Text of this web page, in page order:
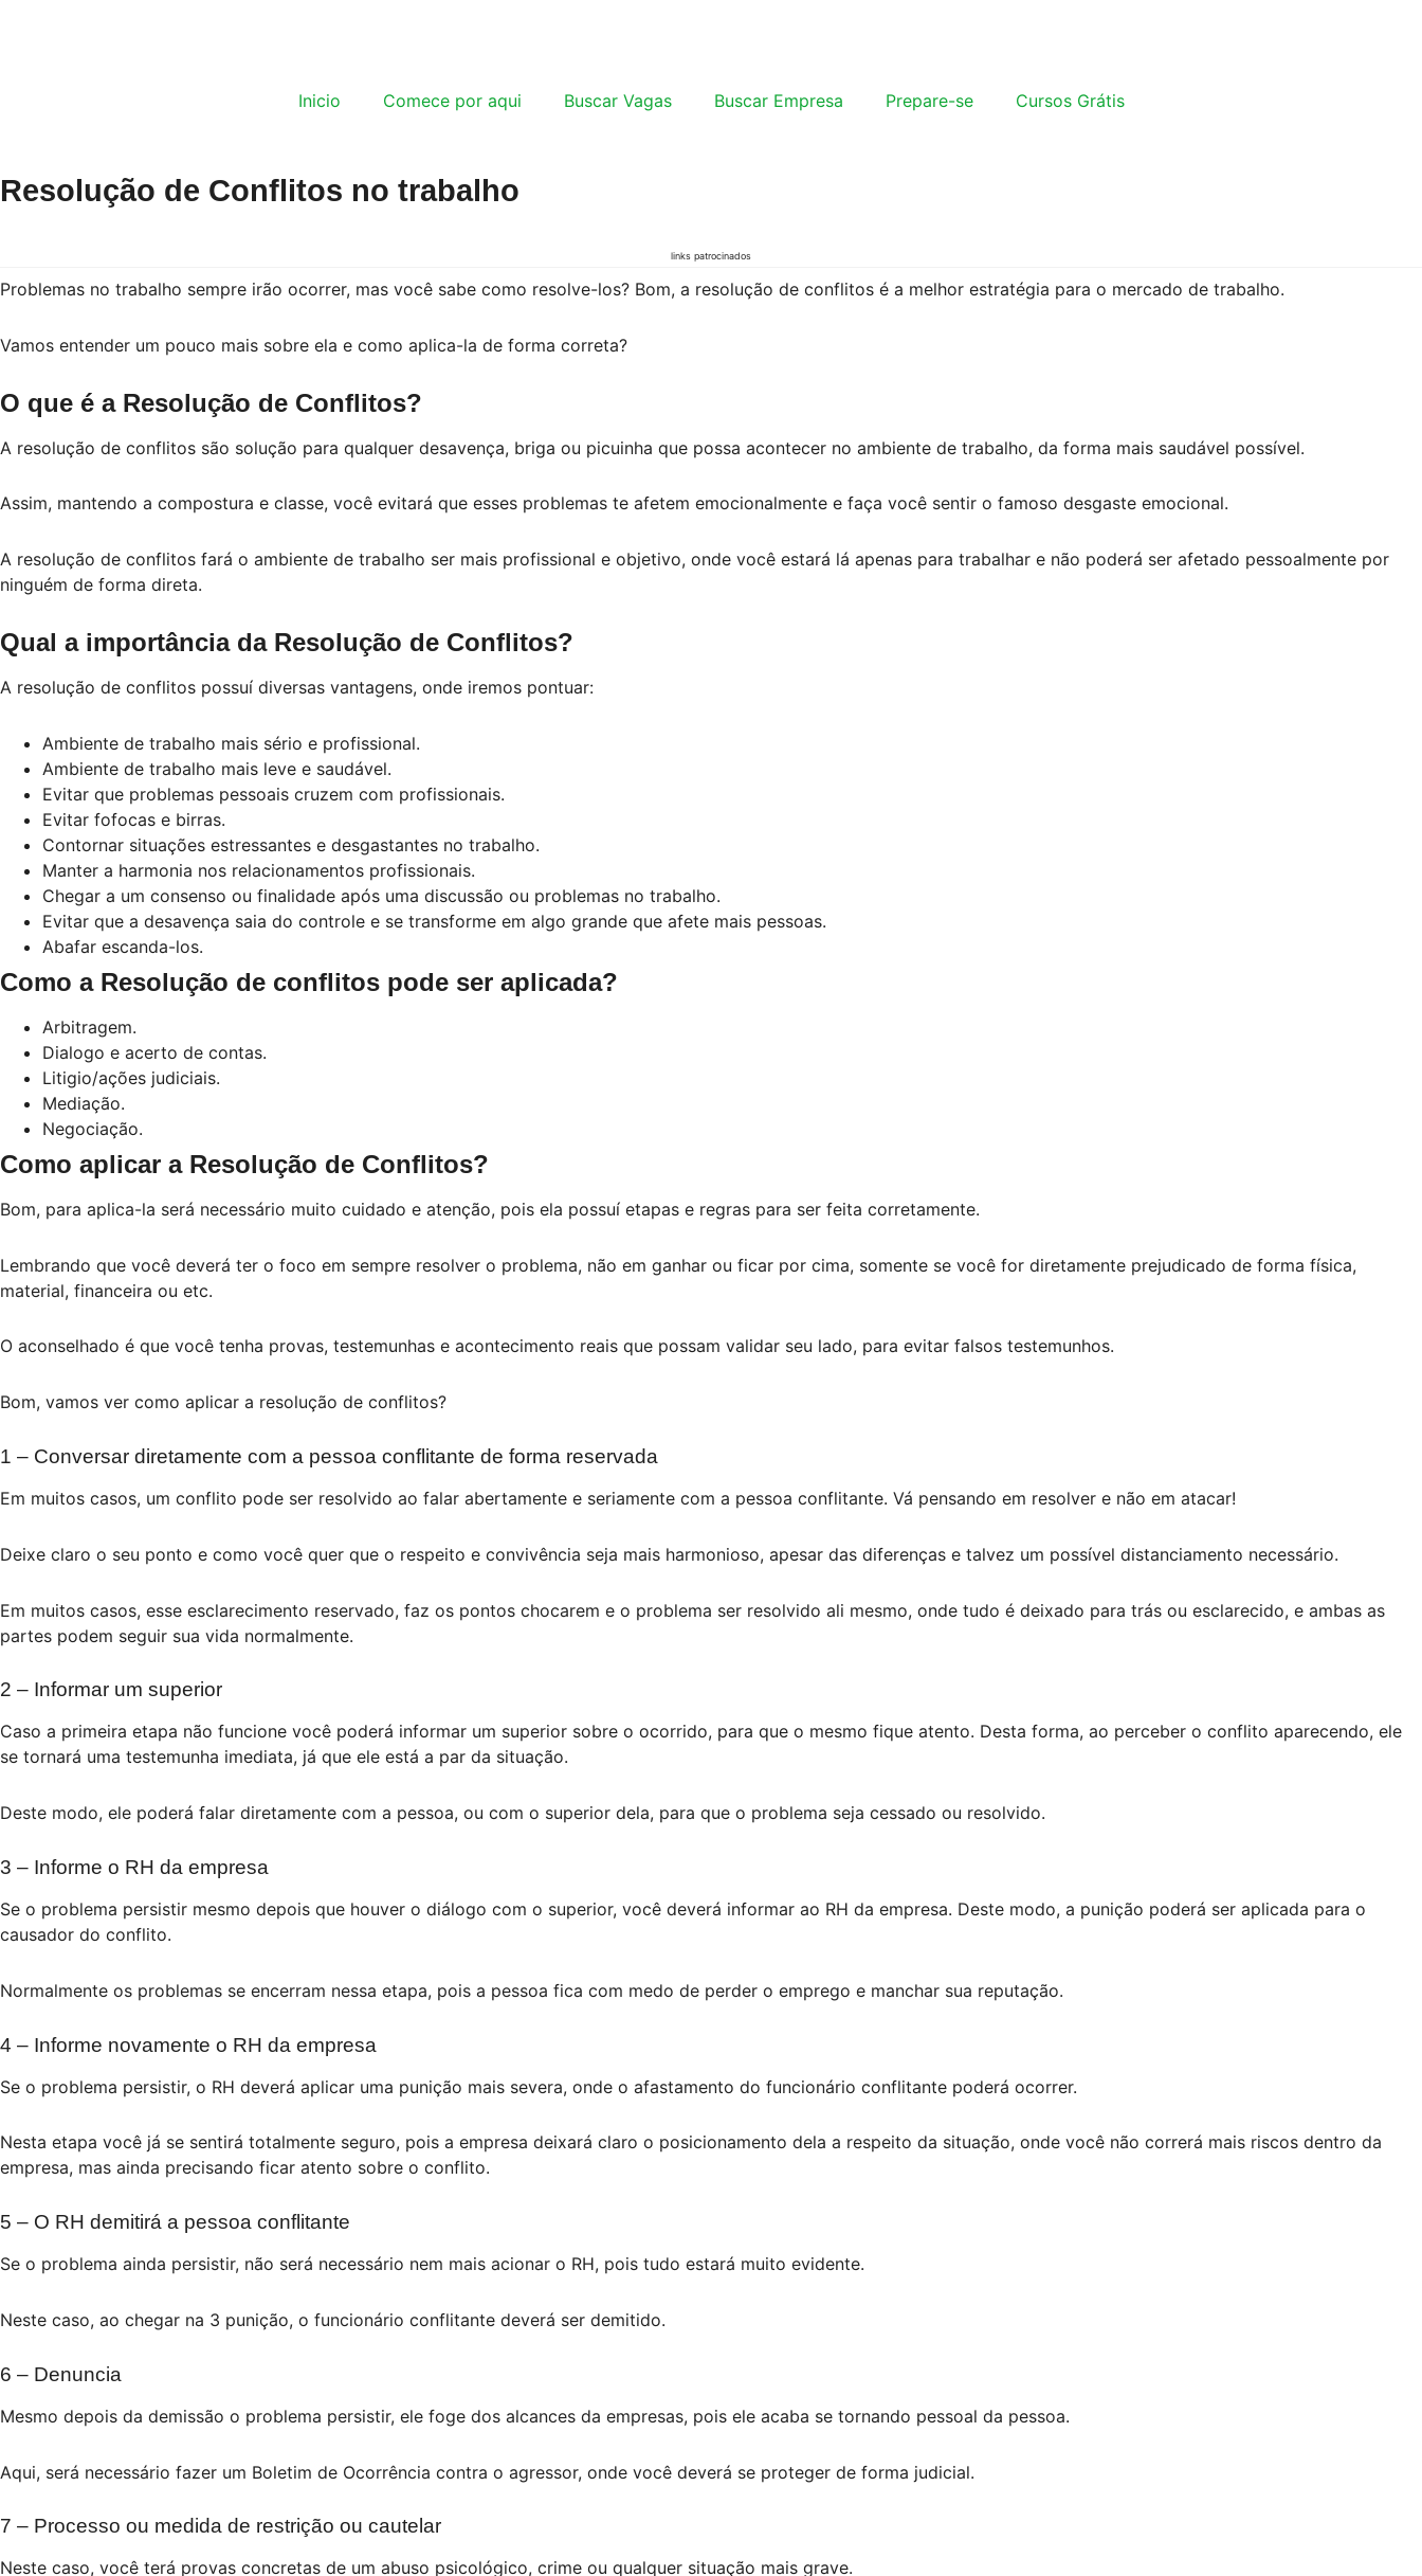
Inicio Comece por aqui Buscar Vagas Buscar Empresa Prepare-se Cursos Grátis
Resolução de Conflitos no trabalho
links patrocinados
Problemas no trabalho sempre irão ocorrer, mas você sabe como resolve-los? Bom, a resolução de conflitos é a melhor estratégia para o mercado de trabalho.
Vamos entender um pouco mais sobre ela e como aplica-la de forma correta?
O que é a Resolução de Conflitos?
A resolução de conflitos são solução para qualquer desavença, briga ou picuinha que possa acontecer no ambiente de trabalho, da forma mais saudável possível.
Assim, mantendo a compostura e classe, você evitará que esses problemas te afetem emocionalmente e faça você sentir o famoso desgaste emocional.
A resolução de conflitos fará o ambiente de trabalho ser mais profissional e objetivo, onde você estará lá apenas para trabalhar e não poderá ser afetado pessoalmente por
ninguém de forma direta.
Qual a importância da Resolução de Conflitos?
A resolução de conflitos possuí diversas vantagens, onde iremos pontuar:
Ambiente de trabalho mais sério e profissional.
Ambiente de trabalho mais leve e saudável.
Evitar que problemas pessoais cruzem com profissionais.
Evitar fofocas e birras.
Contornar situações estressantes e desgastantes no trabalho.
Manter a harmonia nos relacionamentos profissionais.
Chegar a um consenso ou finalidade após uma discussão ou problemas no trabalho.
Evitar que a desavença saia do controle e se transforme em algo grande que afete mais pessoas.
Abafar escanda-los.
Como a Resolução de conflitos pode ser aplicada?
Arbitragem.
Dialogo e acerto de contas.
Litigio/ações judiciais.
Mediação.
Negociação.
Como aplicar a Resolução de Conflitos?
Bom, para aplica-la será necessário muito cuidado e atenção, pois ela possuí etapas e regras para ser feita corretamente.
Lembrando que você deverá ter o foco em sempre resolver o problema, não em ganhar ou ficar por cima, somente se você for diretamente prejudicado de forma física,
material, financeira ou etc.
O aconselhado é que você tenha provas, testemunhas e acontecimento reais que possam validar seu lado, para evitar falsos testemunhos.
Bom, vamos ver como aplicar a resolução de conflitos?
1 – Conversar diretamente com a pessoa conflitante de forma reservada
Em muitos casos, um conflito pode ser resolvido ao falar abertamente e seriamente com a pessoa conflitante. Vá pensando em resolver e não em atacar!
Deixe claro o seu ponto e como você quer que o respeito e convivência seja mais harmonioso, apesar das diferenças e talvez um possível distanciamento necessário.
Em muitos casos, esse esclarecimento reservado, faz os pontos chocarem e o problema ser resolvido ali mesmo, onde tudo é deixado para trás ou esclarecido, e ambas as
partes podem seguir sua vida normalmente.
2 – Informar um superior
Caso a primeira etapa não funcione você poderá informar um superior sobre o ocorrido, para que o mesmo fique atento. Desta forma, ao perceber o conflito aparecendo, ele
se tornará uma testemunha imediata, já que ele está a par da situação.
Deste modo, ele poderá falar diretamente com a pessoa, ou com o superior dela, para que o problema seja cessado ou resolvido.
3 – Informe o RH da empresa
Se o problema persistir mesmo depois que houver o diálogo com o superior, você deverá informar ao RH da empresa. Deste modo, a punição poderá ser aplicada para o
causador do conflito.
Normalmente os problemas se encerram nessa etapa, pois a pessoa fica com medo de perder o emprego e manchar sua reputação.
4 – Informe novamente o RH da empresa
Se o problema persistir, o RH deverá aplicar uma punição mais severa, onde o afastamento do funcionário conflitante poderá ocorrer.
Nesta etapa você já se sentirá totalmente seguro, pois a empresa deixará claro o posicionamento dela a respeito da situação, onde você não correrá mais riscos dentro da
empresa, mas ainda precisando ficar atento sobre o conflito.
5 – O RH demitirá a pessoa conflitante
Se o problema ainda persistir, não será necessário nem mais acionar o RH, pois tudo estará muito evidente.
Neste caso, ao chegar na 3 punição, o funcionário conflitante deverá ser demitido.
6 – Denuncia
Mesmo depois da demissão o problema persistir, ele foge dos alcances da empresas, pois ele acaba se tornando pessoal da pessoa.
Aqui, será necessário fazer um Boletim de Ocorrência contra o agressor, onde você deverá se proteger de forma judicial.
7 – Processo ou medida de restrição ou cautelar
Neste caso, você terá provas concretas de um abuso psicológico, crime ou qualquer situação mais grave.